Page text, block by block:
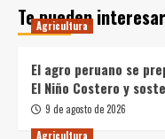
Te pueden interesar
Agricultura
El agro peruano se
El Niño Costero y
9 de agosto de 2026
Agricultura